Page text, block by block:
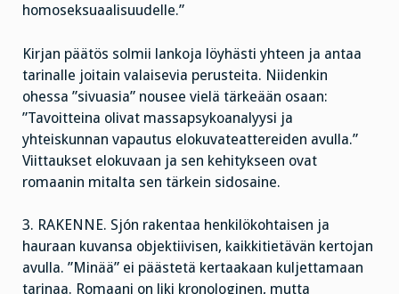
homoseksuaalisuudelle.”
Kirjan päätös solmii lankoja löyhästi yhteen ja antaa
tarinalle joitain valaisevia perusteita. Niidenkin
ohessa ”sivuasia” nousee vielä tärkeään osaan:
”Tavoitteina olivat massapsykoanalyysi ja
yhteiskunnan vapautus elokuvateattereiden avulla.”
Viittaukset elokuvaan ja sen kehitykseen ovat
romaanin mitalta sen tärkein sidosaine.
3. RAKENNE. Sjón rakentaa henkilökohtaisen ja
hauraan kuvansa objektiivisen, kaikkitietävän kertojan
avulla. ”Minää” ei päästetä kertaakaan kuljettamaan
tarinaa. Romaani on liki kronologinen, mutta